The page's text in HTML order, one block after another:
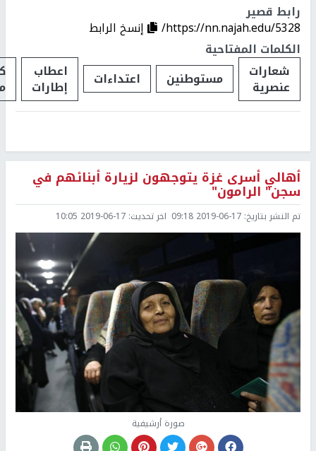
رابط قصير
https://nn.najah.edu/5328/
إنسخ الرابط
الكلمات المفتاحية
شعارات
عنصرية مستوطنين اعتداءات اعطاب
إطارات
أهالي أسرى غزة يتوجهون لزيارة أبنائهم في
سجن" الرامون"
تم النشر بتاريخ: 2019-06-17 09:18 اخر تحديث: 2019-06-17 10:05
صورة أرشيفية